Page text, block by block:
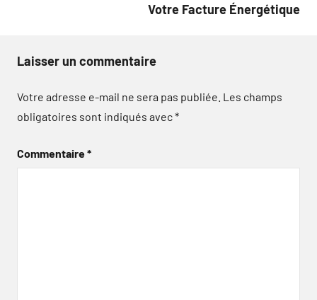
Votre Facture Énergétique
Laisser un commentaire
Votre adresse e-mail ne sera pas publiée. Les champs
obligatoires sont indiqués avec*
Commentaire*